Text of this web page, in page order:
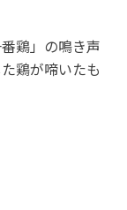
鶏」の鳴き声
鶏が啼いたも